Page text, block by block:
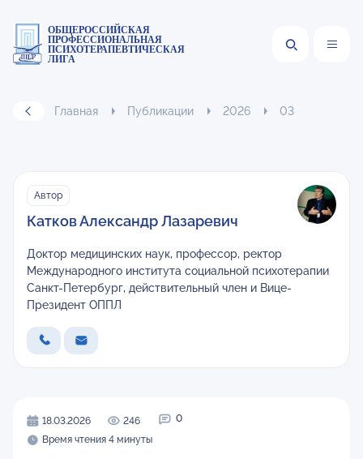
ОБЩЕРОССИЙСКАЯ
ПРОФЕССИОНАЛЬНАЯ
ПСИХОТЕРАПЕВТИЧЕСКАЯ
ЛИГА
Главная Публикации 2026 03
18.03.2026 246
0
Время чтения 4 минуты
Автор
Катков Александр Лазаревич
Доктор медицинских наук, профессор, ректор
Международного института социальной психотерапии
Санкт-Петербург, действительный член и Вице-
Президент ОППЛ